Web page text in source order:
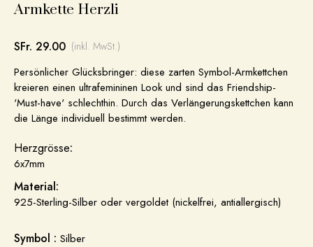
Armkette Herzli
SFr. 29.00 (inkl. MwSt.)
Persönlicher Glücksbringer: diese zarten Symbol-Armkettchen
kreieren einen ultrafemininen Look und sind das Friendship-
'Must-have' schlechthin. Durch das Verlängerungskettchen kann
die Länge individuell bestimmt werden.
Herzgrösse:
6x7mm
Material:
925-Sterling-Silber oder vergoldet (nickelfrei, antiallergisch)
Symbol : Silber